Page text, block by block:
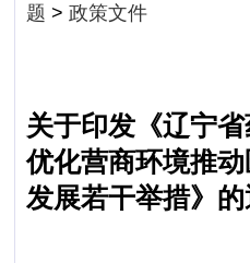
题 >政策文件
关于印发《辽宁
优化营商环境推
发展若干举措》的